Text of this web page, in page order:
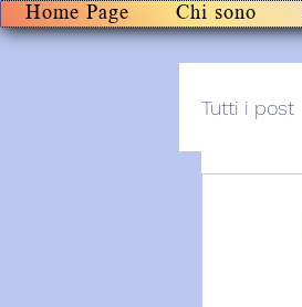
Home Page Chi sono
Tutti i post